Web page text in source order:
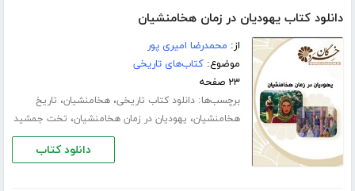
دانلود کتاب یهودیان در زمان هخامنشیان
از: محمدرضا امیری پور
موضوع:کتاب‌های تاریخی
۲۳ صفحه
برچسب‌ها:دانلود کتاب تاریخی،هخامنشیان، تاریخ
هخامنشیان، یهودیان در زمان هخامنشیان، تخت جمشید
دانلود کتاب